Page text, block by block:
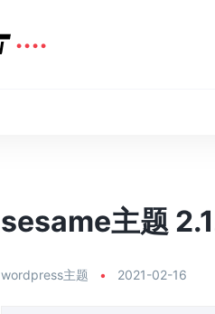
sesame主题
wordpress主题 • 2021-02-16